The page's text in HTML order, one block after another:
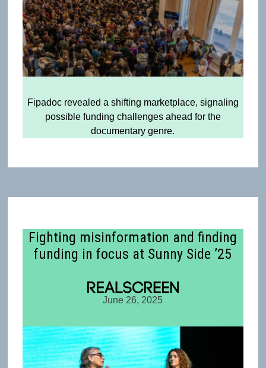
Fipadoc revealed a shifting marketplace, signaling
possible funding challenges ahead for the
documentary genre.
Fighting misinformation and finding
funding in focus at Sunny Side ’25
June 26, 2025